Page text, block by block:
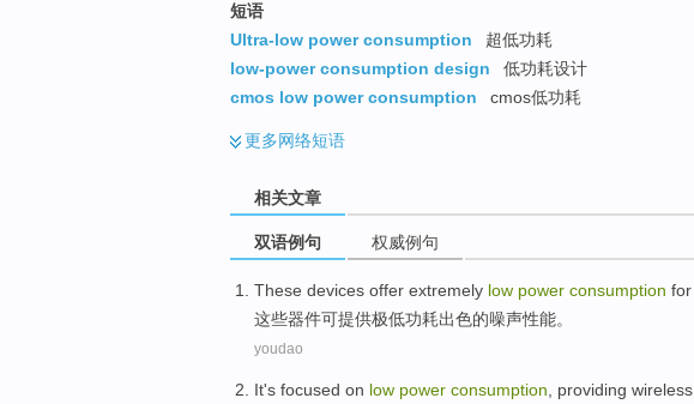
短语
Ultra-low power consumption
超低功耗
low-power consumption design
低功耗设计
cmos low power consumption
cmos低功耗
更多网络短语
相关文章
双语例句 权威例句
These devices offer extremely low power consumption for
这些器件可提供极低功耗出色的噪声性能。
youdao
It's focused on low power consumption providing wireless